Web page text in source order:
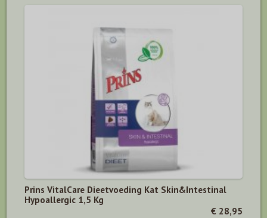
Prins VitalCare Dieetvoeding Kat Skin&Intestinal
Hypoallergic 1,5 Kg
€ 28,95